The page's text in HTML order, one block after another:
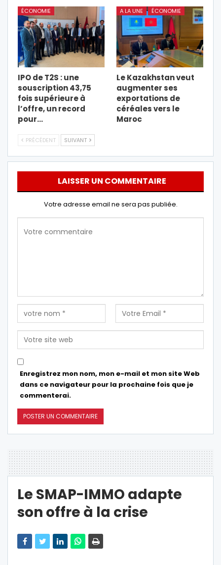
ÉCONOMIE
IPO de T2S : une
souscription 43,75
fois supérieure à
l’offre, un record
pour…
A LA UNE ÉCONOMIE
Le Kazakhstan veut
augmenter ses
exportations de
céréales vers le
Maroc
PRÉCÉDENT SUIVANT
LAISSER UN COMMENTAIRE
Votre adresse email ne sera pas publiée.
Enregistrez mon nom, mon e-mail et mon site Web
dans ce navigateur pour la prochaine fois que je
commenterai.
Le SMAP-IMMO adapte
son offre à la crise